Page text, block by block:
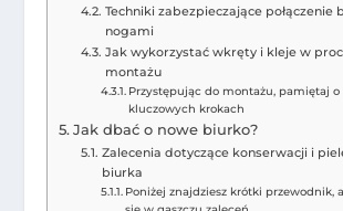
Techniki zabezpieczające połączenie
nogami
Jak wykorzystać wkręty i kleje w
montażu
Przystępując do montażu, pamiętaj
kluczowych krokach
Jak dbać o nowe biurko?
Zalecenia dotyczące konserwacji i
biurka
Poniżej znajdziesz krótki przewodnik,